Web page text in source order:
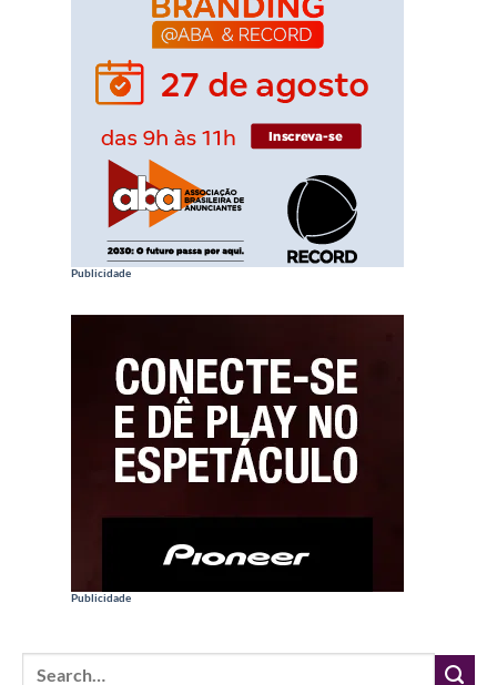
Publicidade
Publicidade